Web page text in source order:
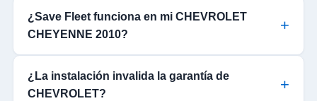
¿Save Fleet funciona en mi CHEVROLET
CHEYENNE 2010?
¿La instalación invalida la garantía de
CHEVROLET?